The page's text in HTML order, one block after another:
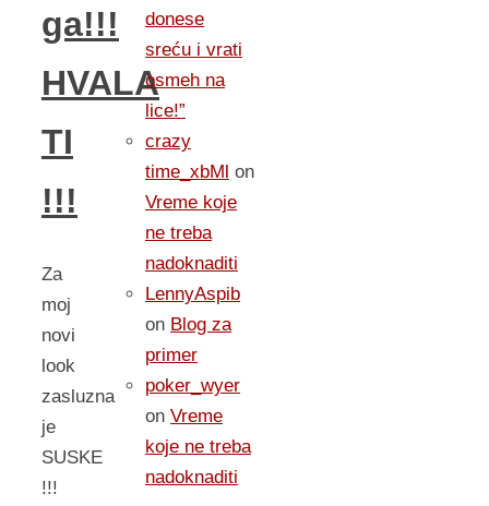
ga!!!
HVALA
TI
!!!
Za
moj
novi
look
zasluzna
je
SUSKE
!!!
donese
sreću i vrati
osmeh na
lice!”
crazy
time_xbMl on
Vreme koje
ne treba
nadoknaditi
LennyAspib
on Blog za
primer
poker_wyer
on Vreme
koje ne treba
nadoknaditi